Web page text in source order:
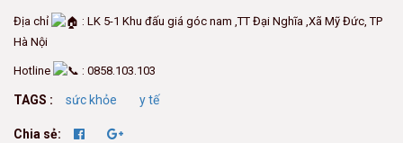
Địa chỉ
: LK 5-1 Khu đấu giá góc nam ,TT Đại Nghĩa ,Xã Mỹ Đức, TP
Hà Nội
Hotline : 0858.103.103
TAGS : sức khỏe y tế
Chia sẻ: